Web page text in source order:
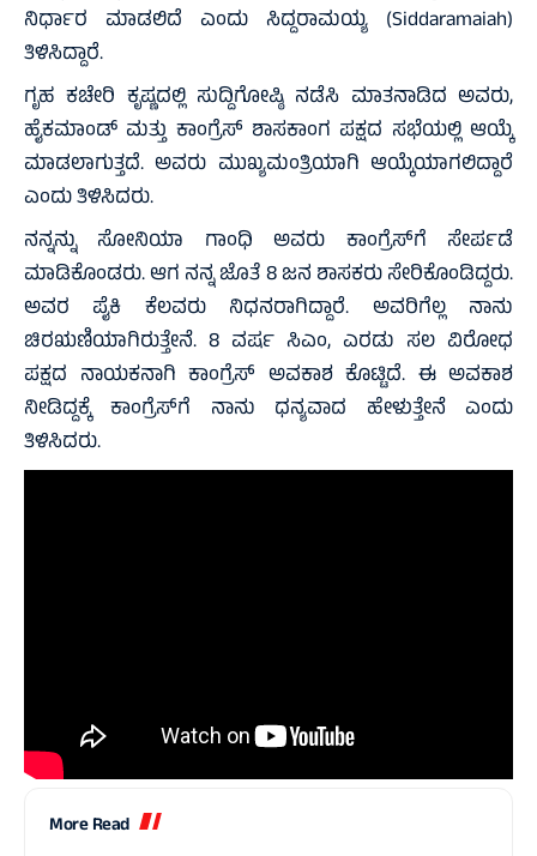
ನಿರ್ಧಾರ ಮಾಡಲಿದೆ ಎಂದು ಸಿದ್ದರಾಮಯ್ಯ (Siddaramaiah)
ತಿಳಿಸಿದ್ದಾರೆ.
ಗೃಹ ಕಚೇರಿ ಕೃಷ್ಣದಲ್ಲಿ ಸುದ್ದಿಗೋಷ್ಠಿ ನಡೆಸಿ ಮಾತನಾಡಿದ ಅವರು,
ಹೈಕಮಾಂಡ್‌ ಮತ್ತು ಕಾಂಗ್ರೆಸ್‌ ಶಾಸಕಾಂಗ ಪಕ್ಷದ ಸಭೆಯಲ್ಲಿ ಆಯ್ಕೆ
ಮಾಡಲಾಗುತ್ತದೆ. ಅವರು ಮುಖ್ಯಮಂತ್ರಿಯಾಗಿ ಆಯ್ಕೆಯಾಗಲಿದ್ದಾರೆ
ಎಂದು ತಿಳಿಸಿದರು.
ನನ್ನನ್ನು ಸೋನಿಯಾ ಗಾಂಧಿ ಅವರು‌ ಕಾಂಗ್ರೆಸ್‌ಗೆ ಸೇರ್ಪಡೆ
ಮಾಡಿಕೊಂಡರು. ಆಗ ನನ್ನ ಜೊತೆ 8 ಜನ‌ ಶಾಸಕರು ಸೇರಿಕೊಂಡಿದ್ದರು.
ಅವರ ಪೈಕಿ ಕೆಲವರು ನಿಧನರಾಗಿದ್ದಾರೆ. ಅವರಿಗೆಲ್ಲ ನಾನು
ಚಿರಋಣಿಯಾಗಿರುತ್ತೇನೆ. 8 ವರ್ಷ ಸಿಎಂ, ಎರಡು ಸಲ ವಿರೋಧ
ಪಕ್ಷದ ನಾಯಕನಾಗಿ ಕಾಂಗ್ರೆಸ್ ಅವಕಾಶ ಕೊಟ್ಟಿದೆ. ಈ ಅವಕಾಶ
ನೀಡಿದ್ದಕ್ಕೆ ಕಾಂಗ್ರೆಸ್‌ಗೆ ನಾನು ಧನ್ಯವಾದ ಹೇಳುತ್ತೇನೆ ಎಂದು
ತಿಳಿಸಿದರು.
More Read